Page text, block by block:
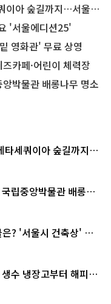
까지…서울둘레길 15코스
'서울에디션25'
영화관' 무료 상영
카페·어린이 체력장
박물관 배롱나무 명소
타세쿼이아 숲길까지…
립중앙박물관 배롱나
? '서울시 건축상' 수
수 냉장고부터 해피소